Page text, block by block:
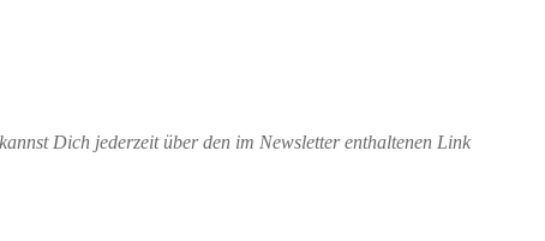
Dich jederzeit über den im Newsletter enthaltenen Link